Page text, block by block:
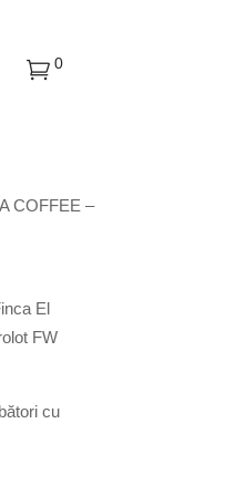
0
COFFEE –
El
FW
cu